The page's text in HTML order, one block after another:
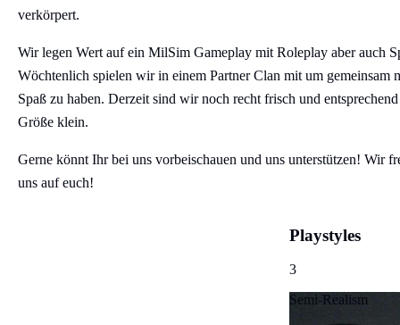
verkörpert.
Wir legen Wert auf ein MilSim Gameplay mit Roleplay aber auch
Wöchtenlich spielen wir in einem Partner Clan mit um gemeinsam
Spaß zu haben. Derzeit sind wir noch recht frisch und
Größe klein.
Gerne könnt Ihr bei uns vorbeischauen und uns unterstützen! Wir
uns auf euch!
Playstyles
3
Semi-Realism